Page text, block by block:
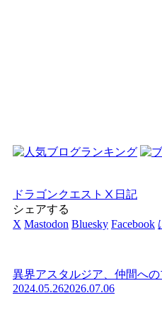
ドラゴンクエストⅩ 日記
シェアする
X Mastodon Bluesky Facebook
異界アスタルジア、仲間への
2024.05.262026.07.06